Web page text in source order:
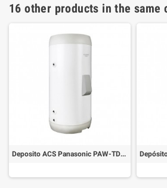
16 other products in the same
Deposito ACS Panasonic PAW-TD20C1E5